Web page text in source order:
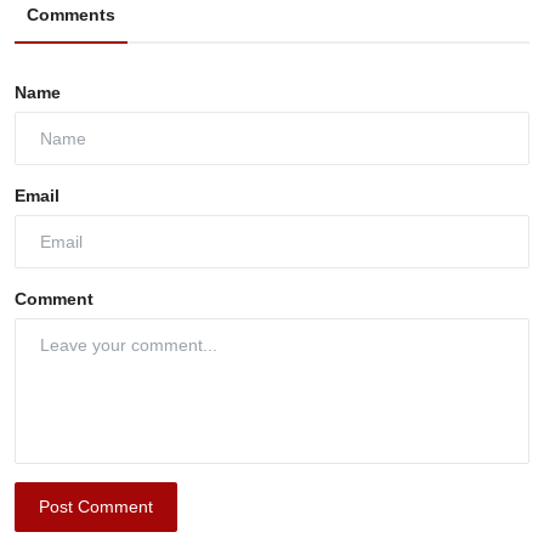
Comments
Name
Email
Comment
Post Comment